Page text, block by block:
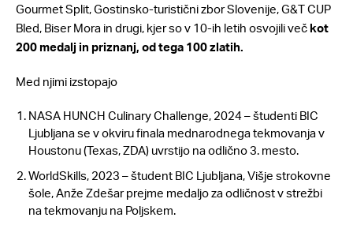
Gourmet Split, Gostinsko-turistični zbor Slovenije, G&T CUP
Bled, Biser Mora in drugi, kjer so v 10-ih letih osvojili več kot
200 medalj in priznanj, od tega 100 zlatih.
Med njimi izstopajo
NASA HUNCH Culinary Challenge, 2024 – študenti BIC
Ljubljana se v okviru finala mednarodnega tekmovanja v
Houstonu (Texas, ZDA) uvrstijo na odlično 3. mesto.
WorldSkills, 2023 – študent BIC Ljubljana, Višje strokovne
šole, Anže Zdešar prejme medaljo za odličnost v strežbi
na tekmovanju na Poljskem.